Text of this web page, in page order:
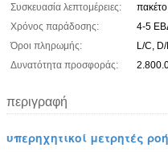
Συσκευασία λεπτομέρειες:
Χρόνος παράδοσης:
4-5
Όροι πληρωμής:
L/C, D/
Δυνατότητα προσφοράς:
περιγραφή
υπερηχητικοί μετρητές